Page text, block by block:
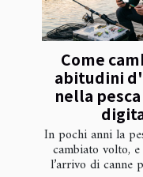
Come
abitudini
nella
In pochi anni la
cambiato volto,
l’arrivo di canne